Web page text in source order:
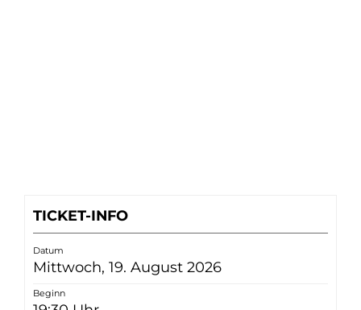
TICKET-INFO
Datum
Mittwoch, 19. August 2026
Beginn